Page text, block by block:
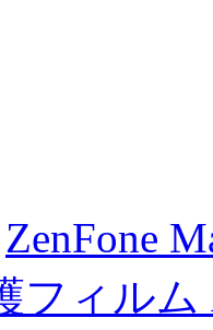
ZenFone
フィル